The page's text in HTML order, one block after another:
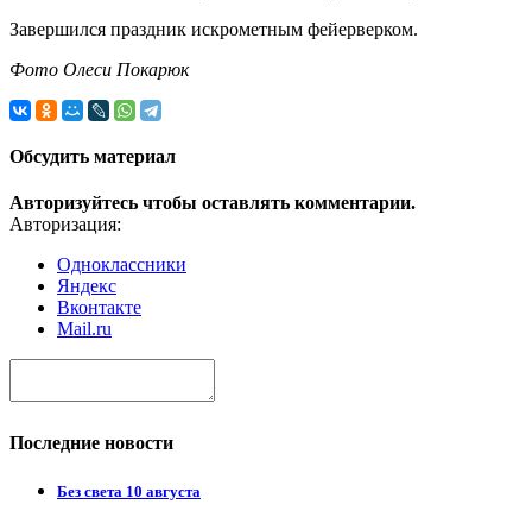
Завершился праздник искрометным фейерверком.
Фото Олеси Покарюк
Обсудить материал
Авторизуйтесь чтобы оставлять комментарии.
Авторизация:
Одноклассники
Яндекс
Вконтакте
Mail.ru
Последние новости
Без света 10 августа